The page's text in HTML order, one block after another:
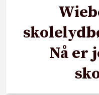
Nå er